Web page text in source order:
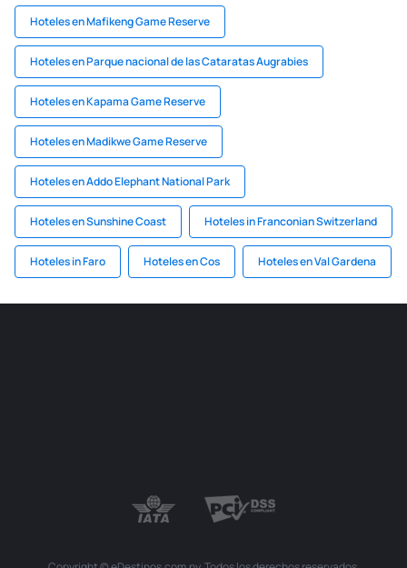
Hoteles en Mafikeng Game Reserve
Hoteles en Parque nacional de las Cataratas Augrabies
Hoteles en Kapama Game Reserve
Hoteles en Madikwe Game Reserve
Hoteles en Addo Elephant National Park
Hoteles en Sunshine Coast Hoteles in Franconian Switzerland
Hoteles in Faro Hoteles en Cos Hoteles en Val Gardena